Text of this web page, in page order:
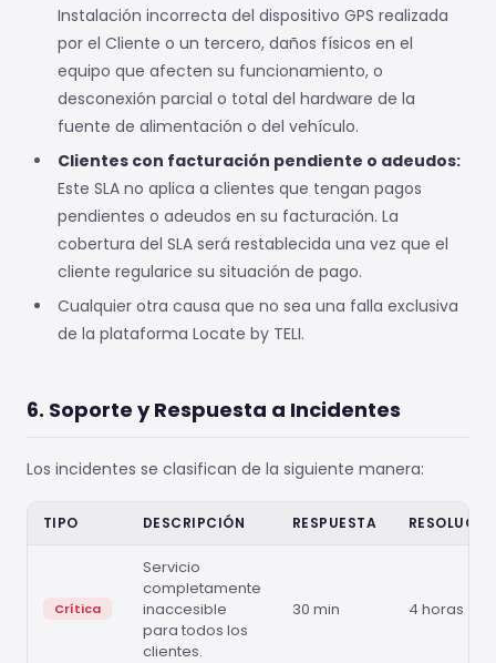
Instalación incorrecta del dispositivo GPS realizada
por el Cliente o un tercero, daños físicos en el
equipo que afecten su funcionamiento, o
desconexión parcial o total del hardware de la
fuente de alimentación o del vehículo.
Clientes con facturación pendiente o adeudos:
Este SLA no aplica a clientes que tengan pagos
pendientes o adeudos en su facturación. La
cobertura del SLA será restablecida una vez que el
cliente regularice su situación de pago.
Cualquier otra causa que no sea una falla exclusiva
de la plataforma Locate by TELI.
6. Soporte y Respuesta a Incidentes
Los incidentes se clasifican de la siguiente manera:
TIPO DESCRIPCIÓN RESPUESTA
Crítica
Servicio
completamente
inaccesible
para todos los
clientes.
30 min 4 horas